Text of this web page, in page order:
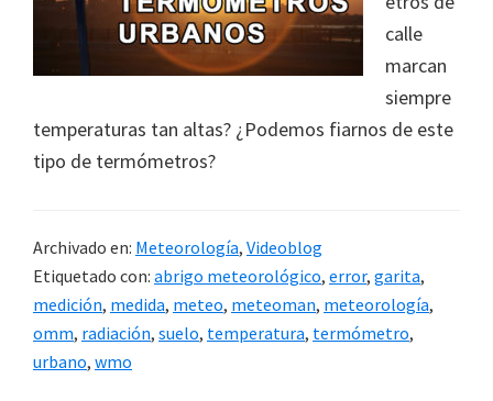
calle
marcan
siempre
temperaturas tan altas? ¿Podemos fiarnos de este
tipo de termómetros?
Archivado en: Meteorología, Videoblog
Etiquetado con: abrigo meteorológico, error, garita,
medición, medida, meteo, meteoman, meteorología,
omm, radiación, suelo, temperatura, termómetro,
urbano, wmo